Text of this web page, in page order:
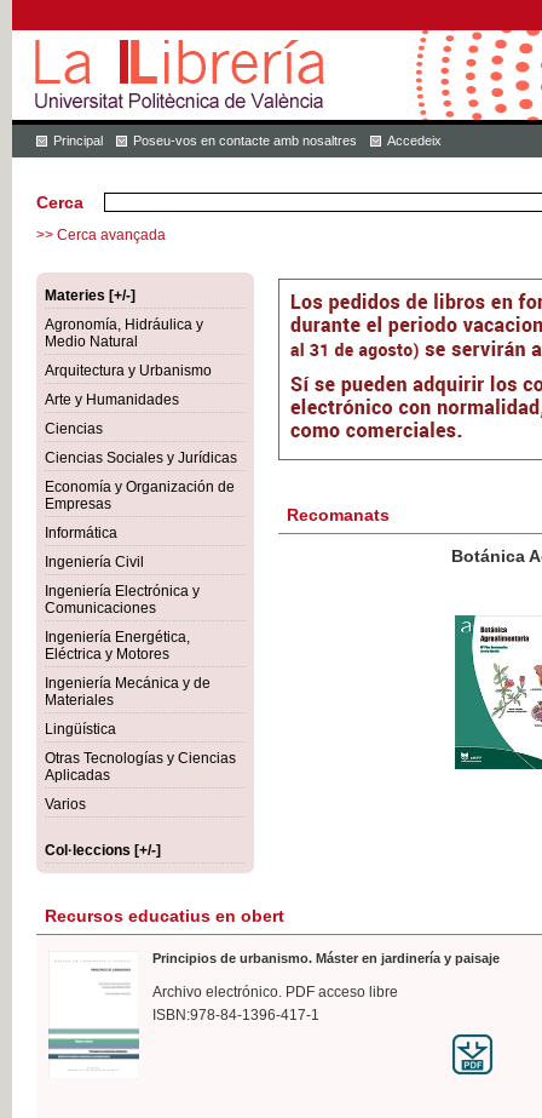
Principal Poseu-vos en contacte amb nosaltres Accedeix
Cerca
>> Cerca avançada
Materies [+/-]
Agronomía, Hidráulica y
Medio Natural
Arquitectura y Urbanismo
Arte y Humanidades
Ciencias
Ciencias Sociales y Jurídicas
Economía y Organización de
Empresas
Informática
Ingeniería Civil
Ingeniería Electrónica y
Comunicaciones
Ingeniería Energética,
Eléctrica y Motores
Ingeniería Mecánica y de
Materiales
Lingüística
Otras Tecnologías y Ciencias
Aplicadas
Varios
Col·leccions [+/-]
Recomanats
Botánica Agroalimentaria
IVA
Recursos educatius en obert
Principios de urbanismo. Máster en jardinería y paisaje
Archivo electrónico. PDF acceso libre
ISBN:978-84-1396-417-1